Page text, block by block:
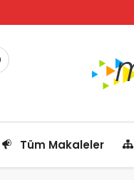
Tüm Makaleler